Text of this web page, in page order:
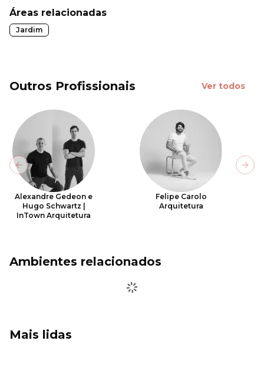
Áreas relacionadas
Jardim
Outros Profissionais Ver todos
Alexandre Gedeon e
Hugo Schwartz |
InTown Arquitetura
Felipe Carolo
Arquitetura
Previous slide
Ambientes relacionados
Mais lidas